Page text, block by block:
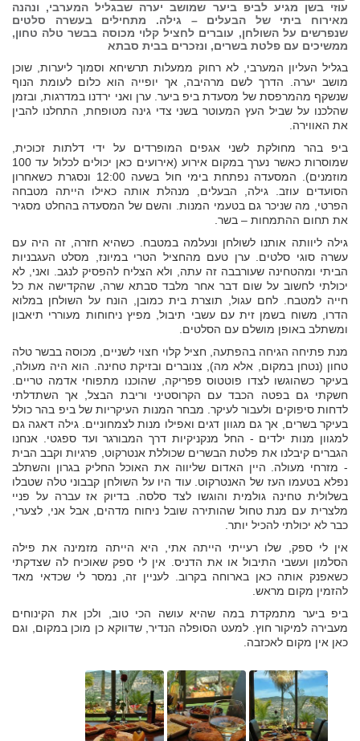
עוזי בשן מגיע לביפ ביער שמושב יערה שבגליל המערבי, ונהנה
מאירוח ביתי של הבעלים – גילה. מתחילים בעשרה סלטים
שנפרשים על השולחן, עוברים לחציל קלוי מכוסה בבשר טלה טחון,
ממשיכים עם פלטת בשרים, ונזכרים בבית סבתא
בגליל העליון המערבי, לא רחוק ממעלות תרשיחא וסמוך ליערות, שוכן
מושב יערה. הדרך לשם מרהיבה, אך יופייה הוא כלום לעומת הנוף
שנשקף מהמרפסת של מסעדת ביפ ביער. ערן ואני ירדנו במדרגות, ובזמן
שהלכנו על שביל העץ המעוטר בשני צדי גינה מטופחת, התחלנו להבין
את האווירה.
ביפ בהר מחולקת לשני אגפים המופרדים על ידי דלתות זכוכית,
שמוסרות כאשר נערך במקום אירוע (אירועים כאן יכולים לכלול עד 100
מוזמנים). המסעדה נפתחת בימי חול בשעה 12:00 ונסגרת כשאחרון
הסועדים עוזב. גילה, הבעלים, מנהלת אותה כאילו הייתה מטבחה
הפרטי, מה שניכר גם בטעמי המנות. והשם של המסעדה בהחלט מסגיר
את תחום ההתמחות – בשר.
גילה ליוותה אותנו לשולחן ונעלמה במטבח. כשהיא חזרה, זה היה עם
עשרה סוגי סלטים. ערן טעם מהחציל הטרי במיונז, מסלט העגבניות
הביתי ומהטחינה שעורבבה זה עתה, ולא הצליח להפסיק לנגב. ואני, לא
יכולתי לחשוב על שום דבר אחר מלבד סבתא שרה, שהקדישה את כל
חייה למטבח. לחם עגול, תוצרת בית כמובן, הונח על השולחן במלוא
הדרו, משוח בשמן זית עם עשבי תיבול, מפיץ ניחוחות מעוררי תיאבון
ומשתלב באופן מושלם עם הסלטים.
מנת פתיחה הגיחה בהפתעה, חציל קלוי חצוי לשניים, מכוסה בבשר טלה
טחון (נטחן במקום, אלא מה), צנוברים ובזיקת טחינה. הוא היה מעולה,
בעיקר כשהוגשו לצדו פוטטוס פפריקה, שהוכנו מתפוחי אדמה טריים.
חשקתי גם בפטה הכבד עם הקרוסטיני וריבת הבצל, אך השתדלתי
לדחות סיפוקים ולעבור לעיקר. מבחר המנות העיקריות של ביפ בהר כולל
בעיקר בשרים, אך גם מגוון דגים ואפילו מנות לצמחוניים. גילה דאגה גם
למגוון מנות ילדים - החל מנקניקיות דרך המבורגר ועד ספגטי. אנחנו
הגברים קיבלנו את פלטת הבשרים שכוללת אנטרקוט, פרגיות וקבב הבית
- מזרחי מעולה. היין האדום שליווה את האוכל החליק בגרון והשתלב
נפלא בטעמו העז של האנטרקוט. עוד היו על השולחן קבבוני טלה שטבלו
בשלולית טחינה גולמית והוגשו לצד סלסה. בדיוק אז עברה על פניי
מלצרית עם מנת טחול שהותירה שובל ניחוח מדהים, אבל אני, לצערי,
כבר לא יכולתי להכיל יותר.
אין לי ספק, שלו רעייתי הייתה אתי, היא הייתה מזמינה את פילה
הסלמון ועשבי התיבול או את הדניס. אין לי ספק שאוכיח לה שצדקתי
כשאפנק אותה כאן בארוחה בקרוב. לעניין זה, נמסר לי שכדאי מאד
להזמין מקום מראש.
ביפ ביער מתמקדת במה שהיא עושה הכי טוב, ולכן את הקינוחים
מעבירה למיקור חוץ. למעט הסופלה הנדיר, שדווקא כן מוכן במקום, וגם
כאן אין מקום לאכזבה.